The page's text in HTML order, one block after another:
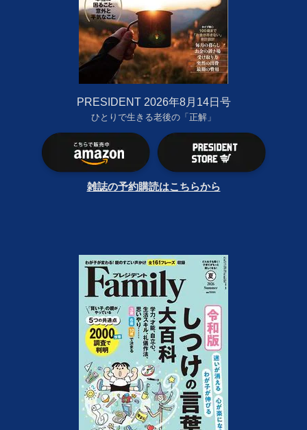
PRESIDENT 2026年8月14日号
ひとりで生きる老後の「正解」
雑誌の予約購読はこちらから